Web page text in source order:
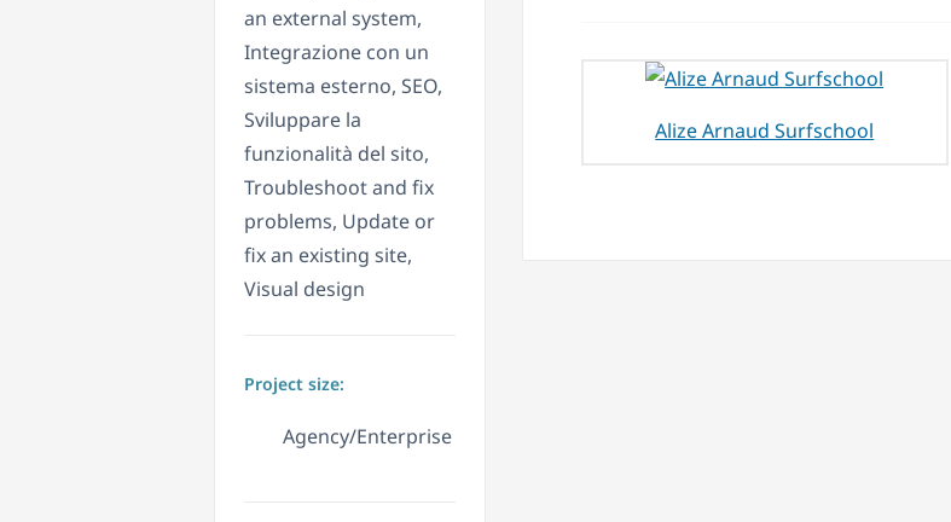
an external system,
Integrazione con un
sistema esterno, SEO,
Sviluppare la
funzionalità del sito,
Troubleshoot and fix
problems, Update or
fix an existing site,
Visual design
Project size:
Agency/Enterprise
Alize Arnaud Surfschool